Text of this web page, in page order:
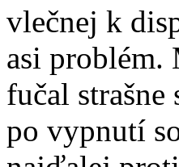
vlečnej k
asi problém.
fučal
po vypnutí